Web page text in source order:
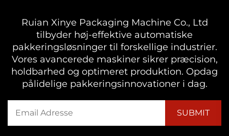
Ruian Xinye Packaging Machine Co., Ltd
tilbyder høj-effektive automatiske
pakkeringsløsninger til forskellige industrier.
Vores avancerede maskiner sikrer præcision,
holdbarhed og optimeret produktion. Opdag
pålidelige pakkeringsinnovationer i dag.